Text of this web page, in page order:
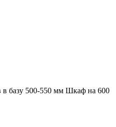
в базу 500-550 мм Шкаф на 600